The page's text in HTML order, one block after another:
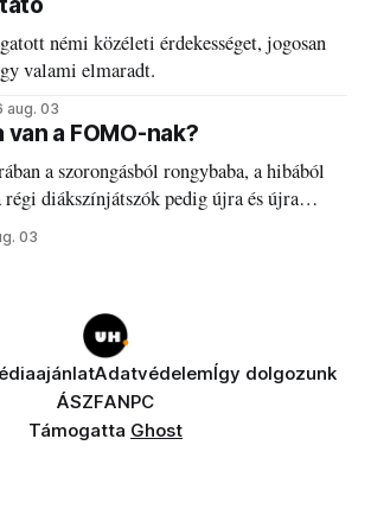
némi közéleti érdekességet, jogosan
valami elmaradt.
aug. 03
a FOMO-nak?
a szorongásból rongybaba, a hibából
régi diákszínjátszók pedig újra és újra
03
AdatvédelemÍgy dolgozunk
ÁSZFANPC
Támogatta Ghost